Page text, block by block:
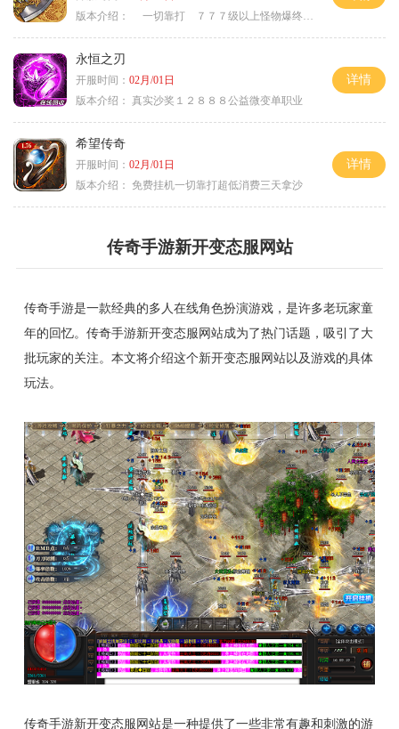
版本介绍：
一切靠打 ７７７级以上怪物爆终极
永恒之刃
开服时间： 02月/01日
版本介绍： 真实沙奖１２８８８公益微变单职业
详情
希望传奇
开服时间： 02月/01日
版本介绍： 免费挂机一切靠打超低消费三天拿沙
详情
传奇手游新开变态服网站
传奇手游是一款经典的多人在线角色扮演游戏，是许多老玩家童
年的回忆。传奇手游新开变态服网站成为了热门话题，吸引了大
批玩家的关注。本文将介绍这个新开变态服网站以及游戏的具体
玩法。
传奇手游新开变态服网站是一种提供了一些非常有趣和刺激的游